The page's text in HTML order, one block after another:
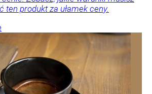
ten produkt za ułamek ceny.